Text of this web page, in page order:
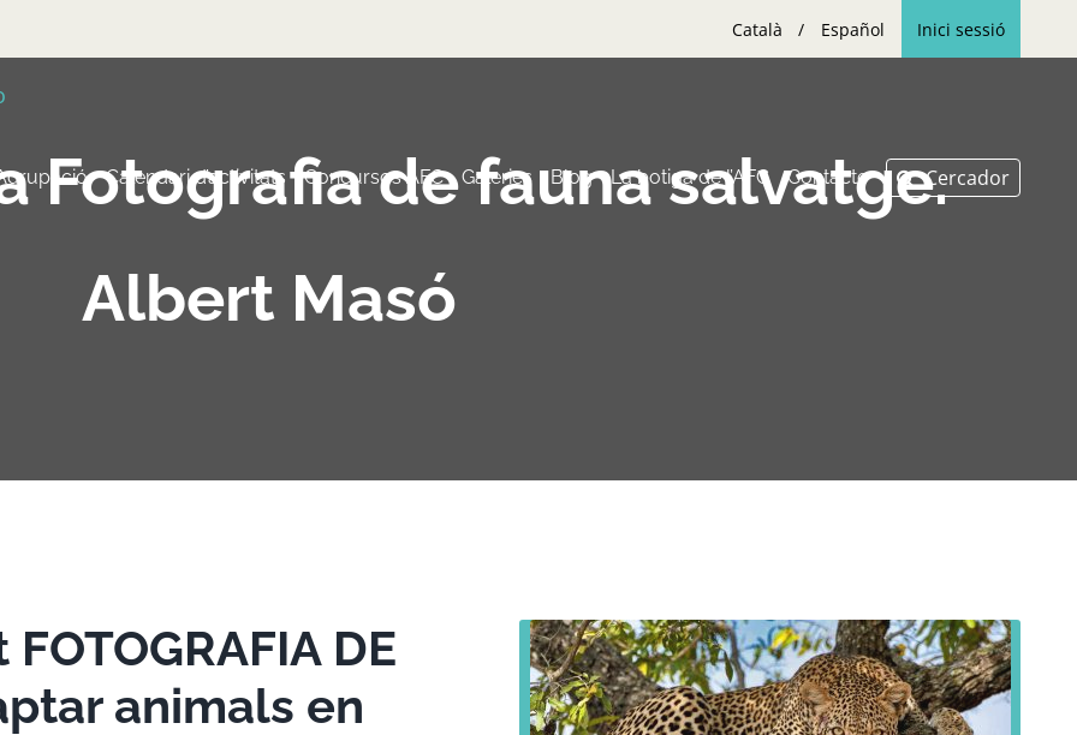
Català Español Inici sessió
Agrupació Calendari d’activitats Concursos AFC Galeries Blog La botiga de l’AFC Contacte
Fotografia de fauna salvatge.
Albert Masó
DE
animals en